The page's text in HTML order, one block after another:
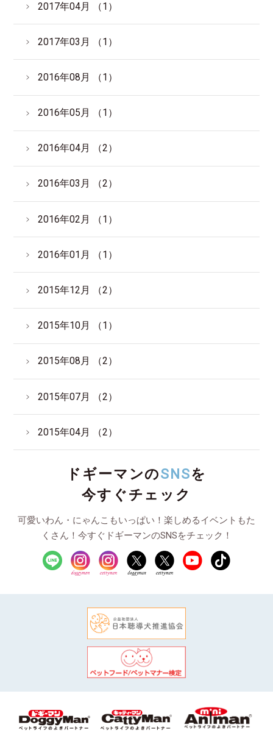
2017年04月 （1）
2017年03月 （1）
2016年08月 （1）
2016年05月 （1）
2016年04月 （2）
2016年03月 （2）
2016年02月 （1）
2016年01月 （1）
2015年12月 （2）
2015年10月 （1）
2015年08月 （2）
2015年07月 （2）
2015年04月 （2）
ドギーマンのSNSを
今すぐチェック
可愛いわん・にゃんこもいっぱい！楽しめるイベントもた
くさん！今すぐドギーマンのSNSをチェック！